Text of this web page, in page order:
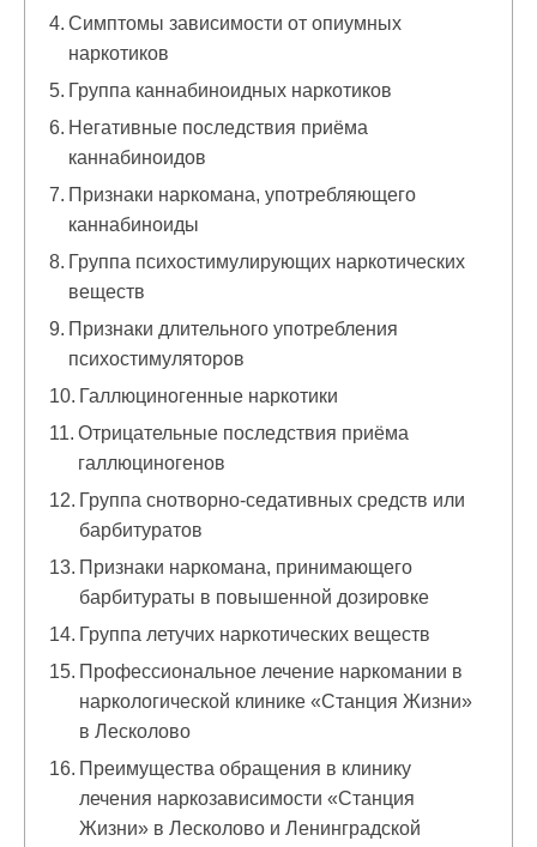
Симптомы зависимости от опиумных
наркотиков
Группа каннабиноидных наркотиков
Негативные последствия приёма
каннабиноидов
Признаки наркомана, употребляющего
каннабиноиды
Группа психостимулирующих наркотических
веществ
Признаки длительного употребления
психостимуляторов
Галлюциногенные наркотики
Отрицательные последствия приёма
галлюциногенов
Группа снотворно-седативных средств или
барбитуратов
Признаки наркомана, принимающего
барбитураты в повышенной дозировке
Группа летучих наркотических веществ
Профессиональное лечение наркомании в
наркологической клинике «Станция Жизни»
в Лесколово
Преимущества обращения в клинику
лечения наркозависимости «Станция
Жизни» в Лесколово и Ленинградской